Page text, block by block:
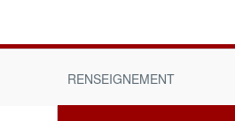
RENSEIGNEMENT